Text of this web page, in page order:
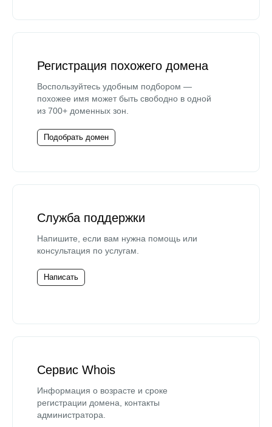
Регистрация похожего домена
Воспользуйтесь удобным подбором —
похожее имя может быть свободно в одной
из 700+ доменных зон.
Подобрать домен
Служба поддержки
Напишите, если вам нужна помощь или
консультация по услугам.
Написать
Сервис Whois
Информация о возрасте и сроке
регистрации домена, контакты
администратора.